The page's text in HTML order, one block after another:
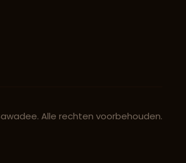
Alle rechten voorbehouden.